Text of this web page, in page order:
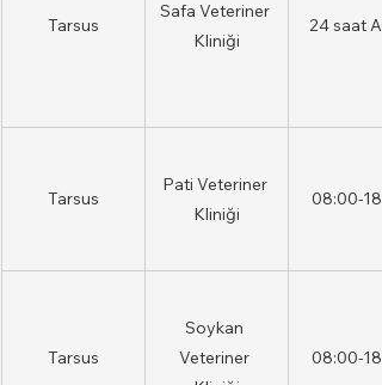
Tarsus
Safa Veteriner
Kliniği
24 saat
Tarsus
Pati Veteriner
Kliniği
08:00-
Tarsus
Soykan
Veteriner
08:00-